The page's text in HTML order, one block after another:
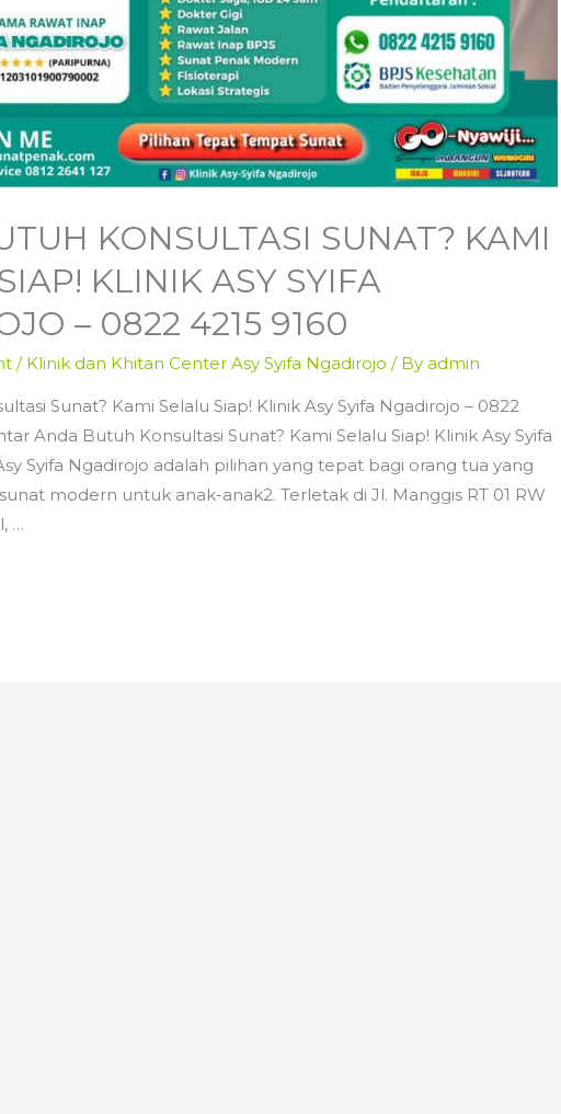
KONSULTASI SUNAT? KAMI
KLINIK ASY SYIFA
– 0822 4215 9160
/ Klinik dan Khitan Center Asy Syifa Ngadirojo / Byadmin
Sunat? Kami Selalu Siap! Klinik Asy Syifa Ngadirojo – 0822
Anda Butuh Konsultasi Sunat? Kami Selalu Siap! Klinik Asy Syifa
Syifa Ngadirojo adalah pilihan yang tepat bagi orang tua yang
modern untuk anak-anak2. Terletak di Jl. Manggis RT 01 RW
…